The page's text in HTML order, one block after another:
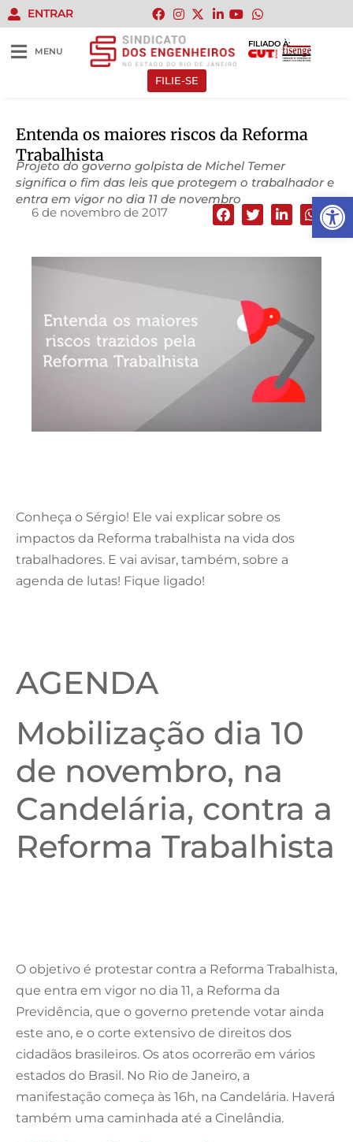
Abrir
ENTRAR
MENU
FILIADO À:
FILIE-SE
Entenda os maiores riscos da Reforma
Trabalhista
Projeto do governo golpista de Michel Temer
significa o fim das leis que protegem o trabalhador e
entra em vigor no dia 11 de novembro
6 de novembro de 2017
Conheça o Sérgio! Ele vai explicar sobre os
impactos da Reforma trabalhista na vida dos
trabalhadores. E vai avisar, também, sobre a
agenda de lutas! Fique ligado!
AGENDA
Mobilização dia 10
de novembro, na
Candelária, contra a
Reforma Trabalhista
O objetivo é protestar contra a Reforma Trabalhista,
que entra em vigor no dia 11, a Reforma da
Previdência, que o governo pretende votar ainda
este ano, e o corte extensivo de direitos dos
cidadãos brasileiros. Os atos ocorrerão em vários
estados do Brasil. No Rio de Janeiro, a
manifestação começa às 16h, na Candelária. Haverá
também uma caminhada até a Cinelândia.